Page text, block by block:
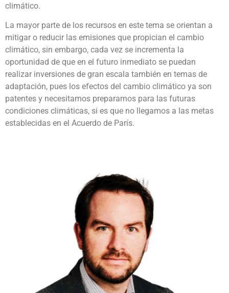
climático.
La mayor parte de los recursos en este tema se orientan a
mitigar o reducir las emisiones que propician el cambio
climático, sin embargo, cada vez se incrementa la
oportunidad de que en el futuro inmediato se puedan
realizar inversiones de gran escala también en temas de
adaptación, pues los efectos del cambio climático ya son
patentes y necesitamos prepararnos para las futuras
condiciones climáticas, si es que no llegamos a las metas
establecidas en el Acuerdo de París.